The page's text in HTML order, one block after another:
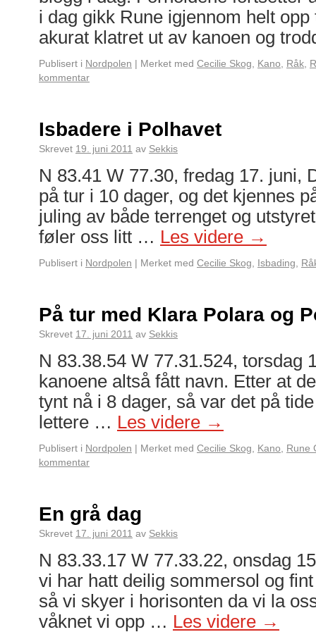
i dag gikk Rune igjennom helt
akurat klatret ut av kanoen og
Publisert i Nordpolen | Merket med Cecilie Skog Kano Råk
kommentar
Isbadere i Polhavet
Skrevet 19. juni 2011 av Sekkis
N 83.41 W 77.30, fredag 17. juni,
på tur i 10 dager, og det kjennes
juling av både terrenget og
føler oss litt … Les videre →
Publisert i Nordpolen | Merket med Cecilie Skog Isbading
På tur med Klara Polara og
Skrevet 17. juni 2011 av Sekkis
N 83.38.54 W 77.31.524, torsdag
kanoene altså fått navn. Etter at
tynt nå i 8 dager, så var det på
lettere … Les videre →
Publisert i Nordpolen | Merket med Cecilie Skog Kano
Rune
kommentar
En grå dag
Skrevet 17. juni 2011 av Sekkis
N 83.33.17 W 77.33.22, onsdag
vi har hatt deilig sommersol og
så vi skyer i horisonten da vi la
våknet vi opp … Les videre →